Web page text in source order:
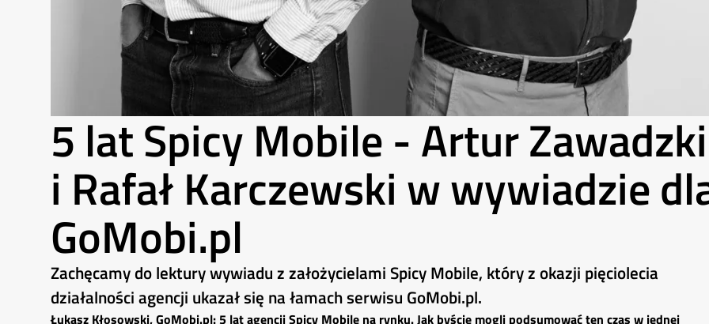
5 lat Spicy Mobile - Artur Zawadzki
i Rafał Karczewski w wywiadzie
GoMobi.pl
Zachęcamy do lektury wywiadu z założycielami Spicy Mobile, który z okazji pięciolecia
działalności agencji ukazał się na łamach serwisu GoMobi.pl.
Łukasz Kłosowski, GoMobi.pl: 5 lat agencji Spicy Mobile na rynku. Jak byście mogli podsumować ten czas w jednej